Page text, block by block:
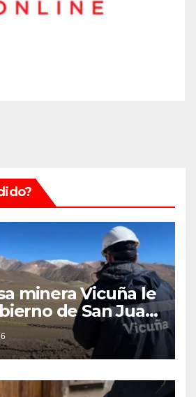
minera Vicuña le
de San Juan
cómo un
y no